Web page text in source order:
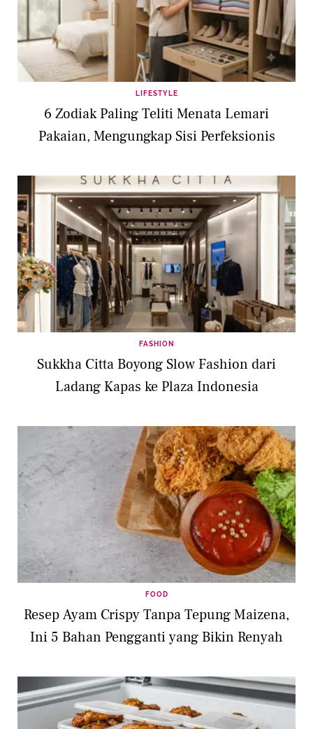
LIFESTYLE
6 Zodiak Paling Teliti Menata Lemari
Pakaian, Mengungkap Sisi Perfeksionis
FASHION
Sukkha Citta Boyong Slow Fashion dari
Ladang Kapas ke Plaza Indonesia
FOOD
Resep Ayam Crispy Tanpa Tepung Maizena,
Ini 5 Bahan Pengganti yang Bikin Renyah